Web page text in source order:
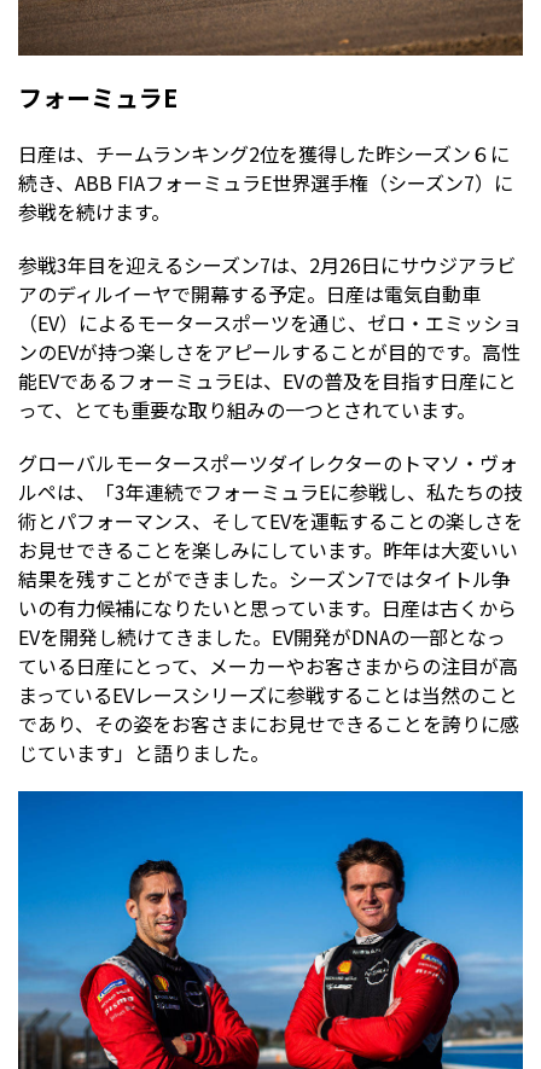
フォーミュラE
日産は、チームランキング2位を獲得した昨シーズン６に
続き、ABB FIAフォーミュラE世界選手権（シーズン7）に
参戦を続けます。
参戦3年目を迎えるシーズン7は、2月26日にサウジアラビ
アのディルイーヤで開幕する予定。日産は電気自動車
（EV）によるモータースポーツを通じ、ゼロ・エミッショ
ンのEVが持つ楽しさをアピールすることが目的です。高性
能EVであるフォーミュラEは、EVの普及を目指す日産にと
って、とても重要な取り組みの一つとされています。
グローバルモータースポーツダイレクターのトマソ・ヴォ
ルペは、「3年連続でフォーミュラEに参戦し、私たちの技
術とパフォーマンス、そしてEVを運転することの楽しさを
お見せできることを楽しみにしています。昨年は大変いい
結果を残すことができました。シーズン7ではタイトル争
いの有力候補になりたいと思っています。日産は古くから
EVを開発し続けてきました。EV開発がDNAの一部となっ
ている日産にとって、メーカーやお客さまからの注目が高
まっているEVレースシリーズに参戦することは当然のこと
であり、その姿をお客さまにお見せできることを誇りに感
じています」と語りました。